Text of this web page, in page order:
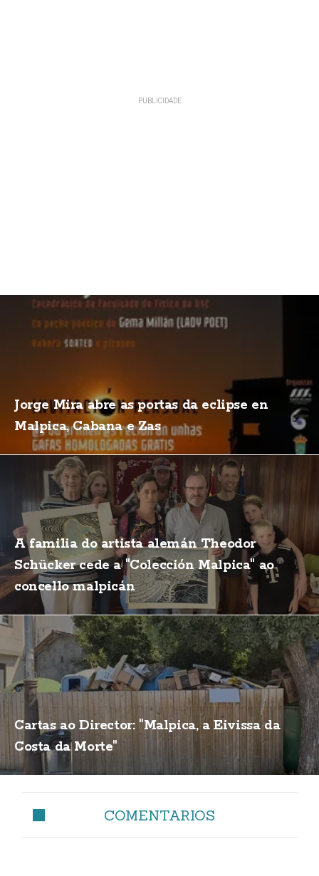
Jorge Mira abre as portas da eclipse en
Malpica, Cabana e Zas
A familia do artista alemán Theodor
Schücker cede a "Colección Malpica" ao
concello malpicán
Cartas ao Director: "Malpica, a Eivissa da
Costa da Morte"
COMENTARIOS